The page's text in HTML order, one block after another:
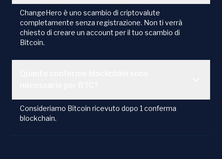
ChangeHero è uno scambio di criptovalute
completamente senza registrazione. Non ti verrà
chiesto di creare un account per il tuo scambio di
Bitcoin.
Consideriamo Bitcoin ricevuto dopo 1 conferma
blockchain.